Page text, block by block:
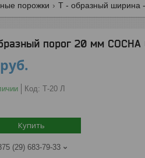
порожки Т - образный ширина
порог 20 мм
руб.
Код: Т-20 Л
Купить
(29) 683-79-33